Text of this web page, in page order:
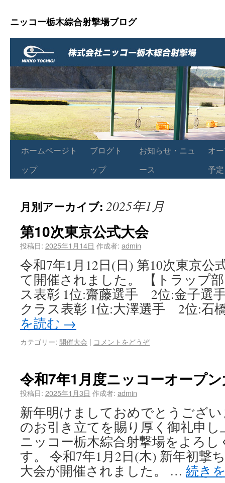
ニッコー栃木綜合射撃場ブログ
ホームページト
ップ
ブログト
ップ
お知らせ・ニュ
ース
オ
予定
月別アーカイブ: 2025年1月
第10次東京公式大会
投稿日: 2025年1月14日 作成者: admin
令和7年1月12日(日) 第10次東京公
て開催されました。 【トラップ
ス表彰 1位:齋藤選手 2位:金子選
クラス表彰 1位:大澤選手 2位:
を読む →
カテゴリー: 開催大会 | コメントをどうぞ
令和7年1月度ニッコーオープ
投稿日: 2025年1月3日 作成者: admin
新年明けましておめでとうござ
のお引き立てを賜り厚く御礼申
ニッコー栃木綜合射撃場をよろ
す。 令和7年1月2日(木) 新年初撃
大会が開催されました。 … 続き